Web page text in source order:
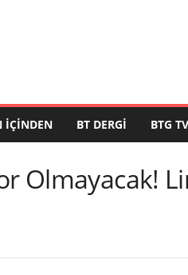
İÇINDEN BT DERGI BTG TV
Olmayacak!